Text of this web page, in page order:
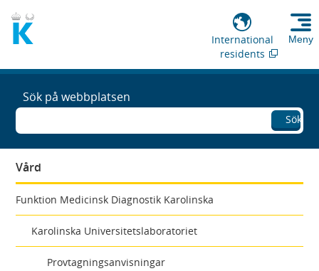
International
residents
Meny
Sök på webbplatsen
Sök
Vård
Funktion Medicinsk Diagnostik Karolinska
Karolinska Universitetslaboratoriet
Provtagningsanvisningar